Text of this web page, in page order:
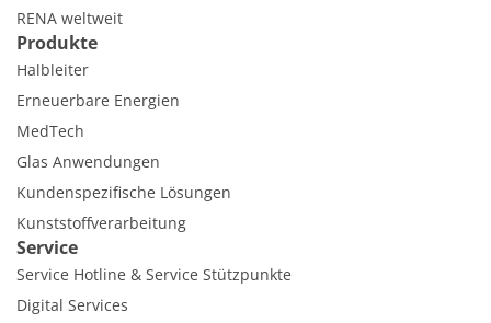
RENA weltweit
Produkte
Halbleiter
Erneuerbare Energien
MedTech
Glas Anwendungen
Kundenspezifische Lösungen
Kunststoffverarbeitung
Service
Service Hotline & Service Stützpunkte
Digital Services